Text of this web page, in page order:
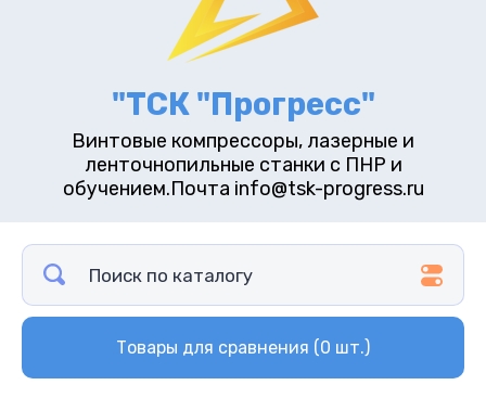
"ТСК "Прогресс"
Винтовые компрессоры, лазерные и
ленточнопильные станки с ПНР и
обучением.Почта info@tsk-progress.ru
Товары для сравнения (0 шт.)